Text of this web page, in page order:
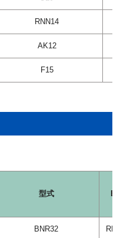
RNN14
AK12
F15
型式 E/G
BNR32